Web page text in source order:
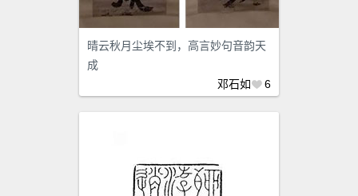
晴云秋月尘埃不到，高言妙句音韵天
成
邓石如
6